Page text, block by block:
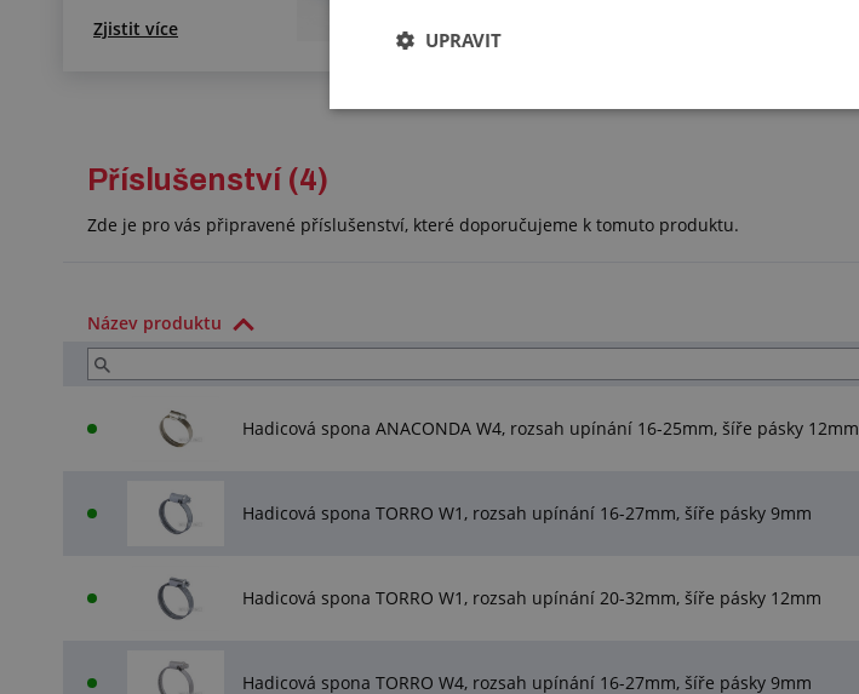
Zjistit více
Příslušenství (4)
Zde je pro vás připravené příslušenství, které doporučujeme k tomuto produktu.
Název produktu
Hadicová spona ANACONDA W4, rozsah upínání 16-25mm, šíře pásky 12mm
Hadicová spona TORRO W1, rozsah upínání 16-27mm, šíře pásky 9mm
Hadicová spona TORRO W1, rozsah upínání 20-32mm, šíře pásky 12mm
Hadicová spona TORRO W4, rozsah upínání 16-27mm, šíře pásky 9mm
UPRAVIT